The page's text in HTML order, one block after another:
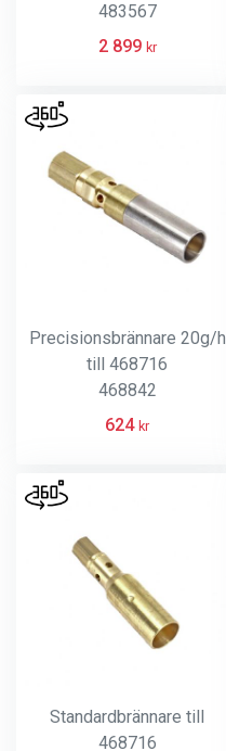
483567
2 899 kr
Precisionsbrännare 20g/h
till 468716
468842
624 kr
Standardbrännare till
468716